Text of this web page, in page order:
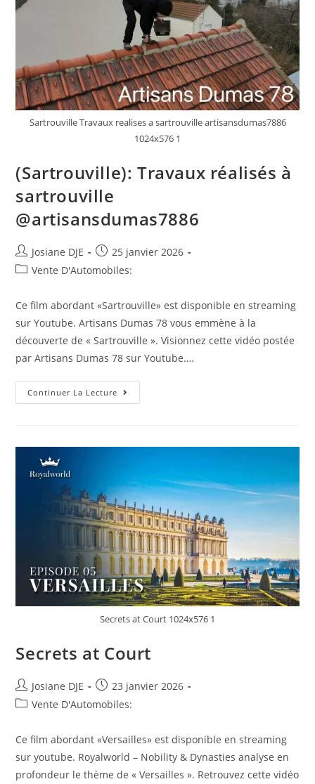
Sur-
Marne
(94)
Sartrouville Travaux realises a sartrouville artisansdumas7886
1024x576 1
(Sartrouville): Travaux réalisés à
sartrouville
@artisansdumas7886
Auteur/autrice
de
Josiane DJE
Post
published:
25 janvier 2026
PostVente D'Automobiles:
Ce film abordant «Sartrouville» est disponible en streaming
sur Youtube. Artisans Dumas 78 vous emmène à la
découverte de « Sartrouville ». Visionnez cette vidéo postée
par Artisans Dumas 78 sur Youtube.…
Continuer La Lecture (Sartrouville):
Travaux
Secrets at Court 1024x576 1
Secrets at Court
Auteur/autrice
de
Josiane DJE
Post
published:
23 janvier 2026
PostVente D'Automobiles:
Ce film abordant «Versailles» est disponible en streaming
sur youtube. Royalworld – Nobility & Dynasties analyse en
profondeur le thème de « Versailles ». Retrouvez cette vidéo